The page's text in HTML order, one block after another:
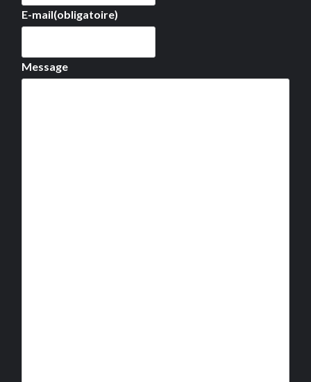
E-mail(obligatoire)
Message